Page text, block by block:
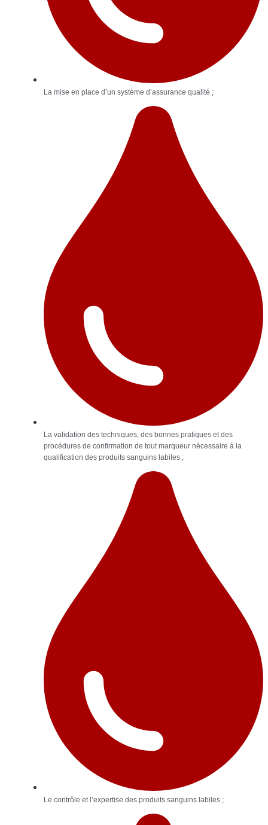
La mise en place d’un système d’assurance qualité ;
La validation des techniques, des bonnes pratiques et des
procédures de confirmation de tout marqueur nécessaire à la
qualification des produits sanguins labiles ;
Le contrôle et l’expertise des produits sanguins labiles ;